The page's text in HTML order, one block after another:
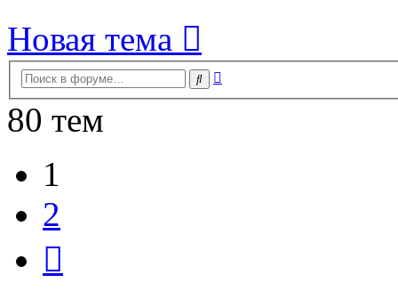
Новая тема
Поиск
80 тем
1
2